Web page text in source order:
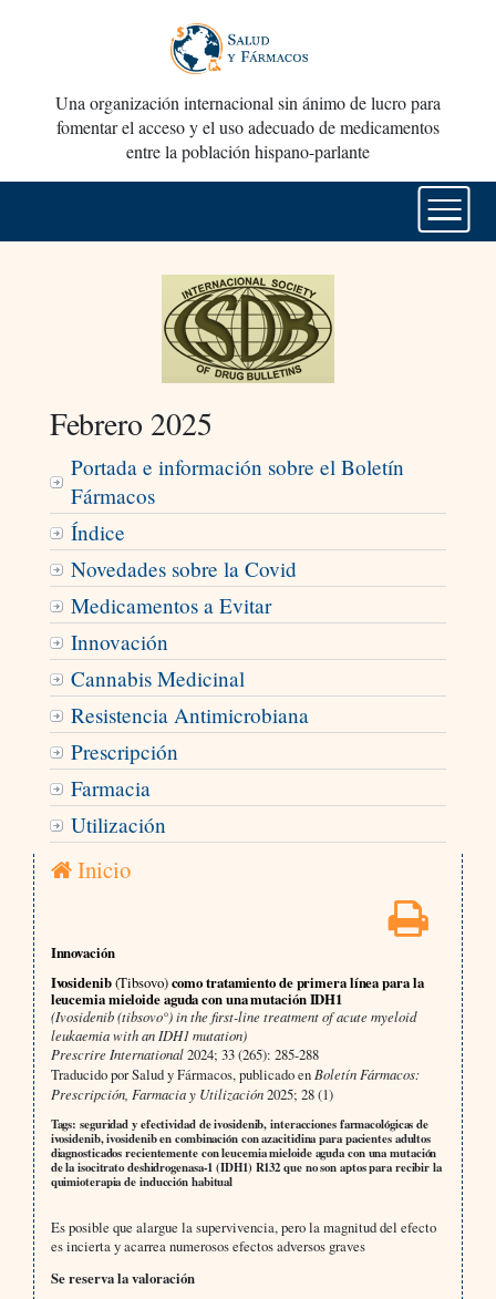
Una organización internacional sin ánimo de lucro para
fomentar el acceso y el uso adecuado de medicamentos
entre la población hispano-parlante
Febrero 2025
Portada e información sobre el Boletín
Fármacos
Índice
Novedades sobre la Covid
Medicamentos a Evitar
Innovación
Cannabis Medicinal
Resistencia Antimicrobiana
Prescripción
Farmacia
Utilización
Inicio
Innovación
Ivosidenib(Tibsovo)como tratamiento de primera línea para la
leucemia mieloide aguda con una mutación IDH1
(Ivosidenib (tibsovo°) in the first-line treatment of acute myeloid
leukaemia with an IDH1 mutation)
Prescrire International2024; 33 (265): 285-288
Traducido por Salud y Fármacos, publicado en Boletín Fármacos:
Prescripción, Farmacia y Utilización2025; 28 (1)
Tags: seguridad y efectividad de ivosidenib, interacciones farmacológicas de
ivosidenib, ivosidenib en combinación con azacitidina para pacientes adultos
diagnosticados recientemente con leucemia mieloide aguda con una mutación
de la isocitrato deshidrogenasa-1 (IDH1) R132 que no son aptos para recibir la
quimioterapia de inducción habitual
Es posible que alargue la supervivencia, pero la magnitud del efecto
es incierta y acarrea numerosos efectos adversos graves
Se reserva la valoración